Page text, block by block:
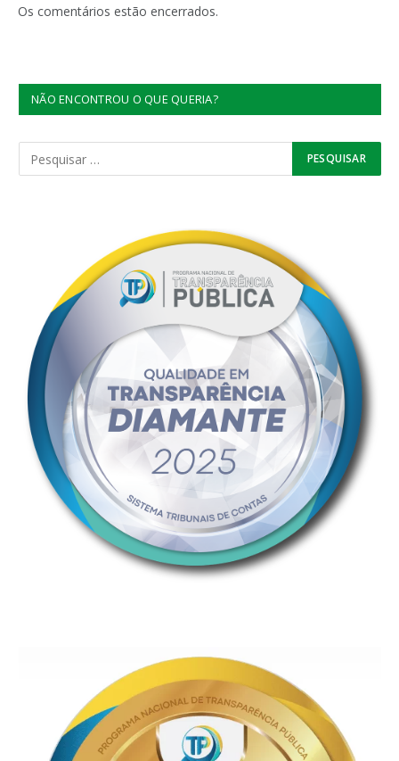
Os comentários estão encerrados.
NÃO ENCONTROU O QUE QUERIA?